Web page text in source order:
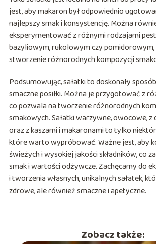
jest, aby makaron był odpowiednio
najlepszy smak i konsystencję. Można
eksperymentować z różnymi rodzajami
bazyliowym, rukolowym czy
stworzenie różnorodnych kompozycji
Podsumowując, sałatki to doskonały
smaczne posiłki. Można je przygotować z
co pozwala na tworzenie różnorodnych
smakowych. Sałatki warzywne, owocowe, z
oraz z kaszami i makaronami to tylko
które warto wypróbować. Ważne jest, aby
świeżych i wysokiej jakości składników, co
smak i wartości odżywcze. Zachęcamy do
i tworzenia własnych, unikalnych sałatek,
zdrowe, ale również smaczne i apetyczne.
Zobacz także: